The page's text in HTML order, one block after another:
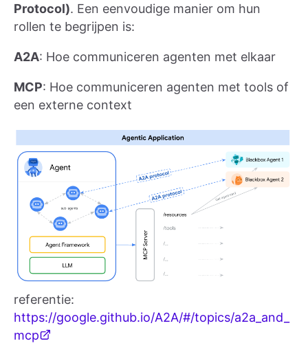
Protocol). Een eenvoudige manier om hun
rollen te begrijpen is:
A2A: Hoe communiceren agenten met elkaar
MCP: Hoe communiceren agenten met tools of
een externe context
referentie:
https://google.github.io/A2A/#/topics/a2a_and_
mcp